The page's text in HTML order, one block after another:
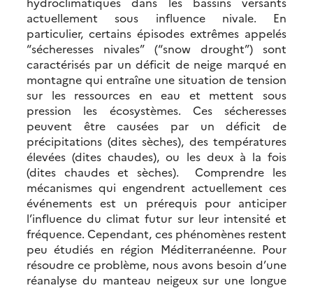
actuellement sous influence nivale. En
particulier, certains épisodes extrêmes appelés
“sécheresses nivales” (“snow drought”) sont
caractérisés par un déficit de neige marqué en
montagne qui entraîne une situation de tension
sur les ressources en eau et mettent sous
pression les écosystèmes. Ces sécheresses
peuvent être causées par un déficit de
précipitations (dites sèches), des températures
élevées (dites chaudes), ou les deux à la fois
(dites chaudes et sèches). Comprendre les
mécanismes qui engendrent actuellement ces
événements est un prérequis pour anticiper
l’influence du climat futur sur leur intensité et
fréquence. Cependant, ces phénomènes restent
peu étudiés en région Méditerranéenne. Pour
résoudre ce problème, nous avons besoin d’une
réanalyse du manteau neigeux sur une longue